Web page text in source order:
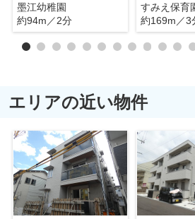
墨江幼稚園
約94m／2分
すみえ保育
約169m／3
エリアの近い物件